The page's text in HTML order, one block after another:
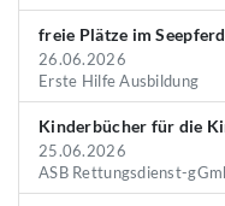
freie Plätze im
26.06.2026
Erste Hilfe Ausbildung
Kinderbücher für die
25.06.2026
ASB Rettungsdienst-